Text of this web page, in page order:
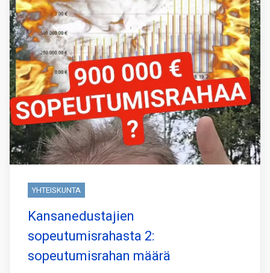
YHTEISKUNTA
Kansanedustajien
sopeutumisrahasta 2:
sopeutumisrahan määrä